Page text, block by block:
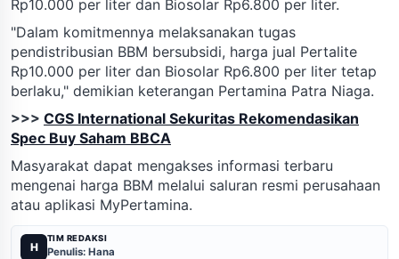
Rp10.000 per liter dan Biosolar Rp6.800 per liter.
"Dalam komitmennya melaksanakan tugas
pendistribusian BBM bersubsidi, harga jual Pertalite
Rp10.000 per liter dan Biosolar Rp6.800 per liter tetap
berlaku," demikian keterangan Pertamina Patra Niaga.
>>> CGS International Sekuritas Rekomendasikan
Spec Buy Saham BBCA
Masyarakat dapat mengakses informasi terbaru
mengenai harga BBM melalui saluran resmi perusahaan
atau aplikasi MyPertamina.
H
TIM REDAKSI
Penulis: Hana